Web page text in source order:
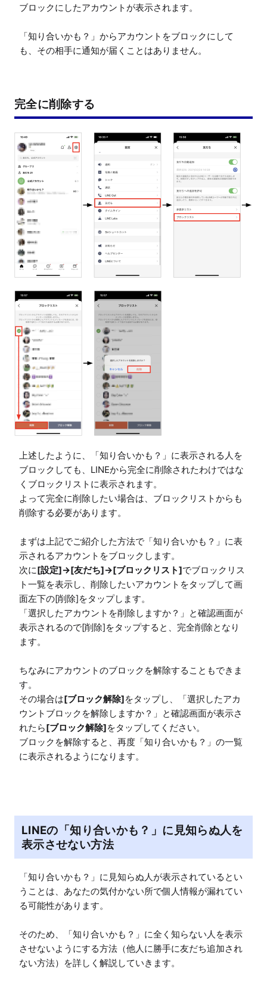
ブロックにしたアカウントが表示されます。
「知り合いかも？」からアカウントをブロックにして
も、その相手に通知が届くことはありません。
完全に削除する
上述したように、「知り合いかも？」に表示される人を
ブロックしても、LINEから完全に削除されたわけではな
くブロックリストに表示されます。
よって完全に削除したい場合は、ブロックリストからも
削除する必要があります。
まずは上記でご紹介した方法で「知り合いかも？」に表
示されるアカウントをブロックします。
次に[設定]→[友だち]→[ブロックリスト]でブロックリス
ト一覧を表示し、削除したいアカウントをタップして画
面左下の[削除]をタップします。
「選択したアカウントを削除しますか？」と確認画面が
表示されるので[削除]をタップすると、完全削除となり
ます。
ちなみにアカウントのブロックを解除することもできま
す。
その場合は[ブロック解除]をタップし、「選択したアカ
ウントブロックを解除しますか？」と確認画面が表示さ
れたら[ブロック解除]をタップしてください。
ブロックを解除すると、再度「知り合いかも？」の一覧
に表示されるようになります。
LINEの「知り合いかも？」に見知らぬ人を
表示させない方法
「知り合いかも？」に見知らぬ人が表示されているとい
うことは、あなたの気付かない所で個人情報が漏れてい
る可能性があります。
そのため、「知り合いかも？」に全く知らない人を表示
させないようにする方法（他人に勝手に友だち追加され
ない方法）を詳しく解説していきます。